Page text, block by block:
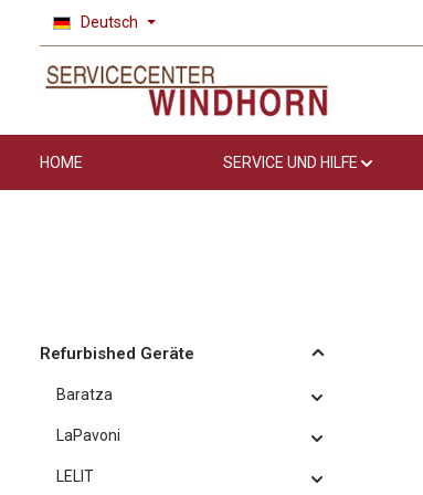
Hauptinhalt springen
Zur Suche springen
Zur Hauptnavigation springen
Deutsch
HOME SERVICE UND HILFE
Refurbished Geräte
Baratza
LaPavoni
LELIT